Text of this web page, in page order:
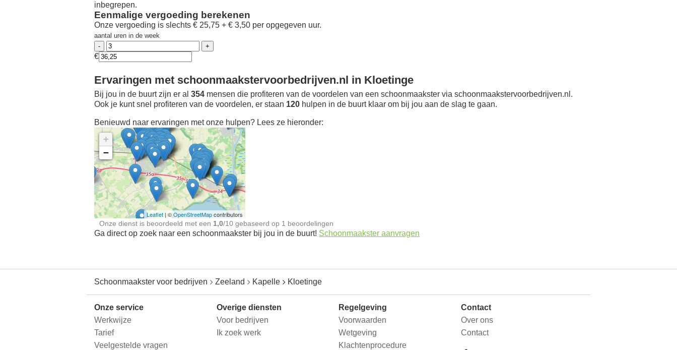
inbegrepen.
Eenmalige vergoeding berekenen
Onze vergoeding is slechts € 25,75 + € 3,50 per opgegeven uur.
aantal uren in de week
€
Ervaringen met schoonmaakstervoorbedrijven.nl in Kloetinge
Bij jou in de buurt zijn er al 354 mensen die profiteren van de voordelen van een schoonmaakster via schoonmaakstervoorbedrijven.nl.
Ook je kunt snel profiteren van de voordelen, er staan 120 hulpen in de buurt klaar om bij jou aan de slag te gaan.
Benieuwd naar ervaringen met onze hulpen? Lees ze hieronder:
Ontdek meer ervaringen
Schoonmaakster bij
jou in de buurt
+
−
Leaflet | ©OpenStreetMapcontributors
Onze dienst is beoordeeld met een 1,0/10 gebaseerd op 1 beoordelingen
Ga direct op zoek naar een schoonmaakster bij jou in de buurt! Schoonmaakster aanvragen
Schoonmaakster voor bedrijven Zeeland Kapelle Kloetinge
Onze service
Werkwijze
Tarief
Veelgestelde vragen
Overige diensten
Voor bedrijven
Ik zoek werk
Regelgeving
Voorwaarden
Wetgeving
Klachtenprocedure
Contact
Over ons
Contact